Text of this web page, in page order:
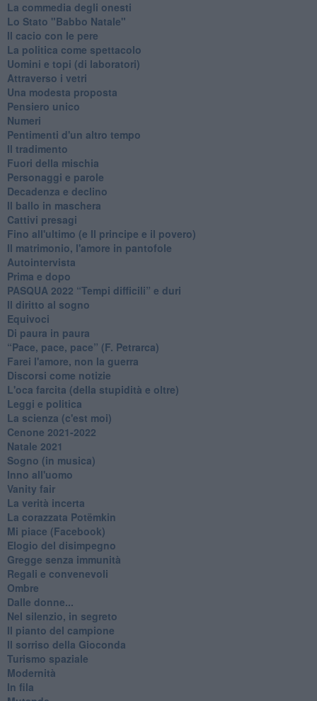
La commedia degli onesti
Lo Stato "Babbo Natale"
Il cacio con le pere
La politica come spettacolo
Uomini e topi (di laboratori)
Attraverso i vetri
Una modesta proposta
Pensiero unico
Numeri
Pentimenti d'un altro tempo
Il tradimento
Fuori della mischia
Personaggi e parole
Decadenza e declino
Il ballo in maschera
Cattivi presagi
Fino all'ultimo (e Il principe e il povero)
Il matrimonio, l'amore in pantofole
Autointervista
Prima e dopo
​PASQUA 2022 “Tempi difficili” e duri
Il diritto al sogno
Equivoci
Di paura in paura
​“Pace, pace, pace” (F. Petrarca)
Farei l'amore, non la guerra
Discorsi come notizie
L'oca farcita (della stupidità e oltre)
Leggi e politica
La scienza (c'est moi)
Cenone 2021-2022
Natale 2021
Sogno (in musica)
Inno all'uomo
Vanity fair
La verità incerta
La corazzata Potëmkin
Mi piace (Facebook)
Elogio del disimpegno
Gregge senza immunità
Regali e convenevoli
Ombre
Dalle donne...
Nel silenzio, in segreto
Il pianto del campione
Il sorriso della Gioconda
Turismo spaziale
Modernità
In fila